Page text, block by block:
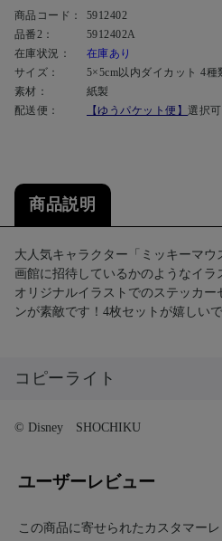
商品コード：
5912402
品番2：
5912402A
在庫状況：
在庫あり
サイズ：
5×5cm以内ダイカット 4種
素材：
紙製
配送便：
【ゆうパケット便】選択
商品説明
大人気キャラクター「ミッキーマ
画館に招待しているかのようなイラ
オリジナルイラストでのステッカー
ンが素敵です！4枚セットが嬉しいで
コピーライト
© Disney SHOCHIKU
ユーザーレビュー
この商品に寄せられたカスタマー